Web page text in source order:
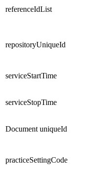
referenceIdList
repositoryUniqueId
serviceStartTime
serviceStopTime
Document uniqueId
practiceSettingCode